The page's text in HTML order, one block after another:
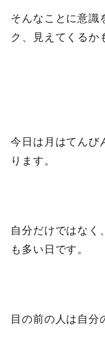
そんなことに意識
ク、見えてくるか
今日は月はてんび
ります。
自分だけではなく
も多い日です。
目の前の人は自分